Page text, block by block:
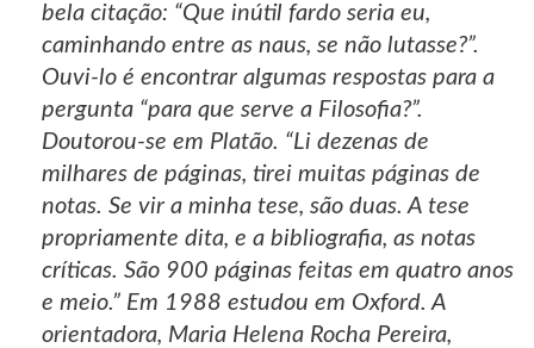
bela citação: “Que inútil fardo seria eu,
caminhando entre as naus, se não lutasse?”.
Ouvi-lo é encontrar algumas respostas para a
pergunta “para que serve a Filosofia?”.
Doutorou-se em Platão. “Li dezenas de
milhares de páginas, tirei muitas páginas de
notas. Se vir a minha tese, são duas. A tese
propriamente dita, e a bibliografia, as notas
críticas. São 900 páginas feitas em quatro anos
e meio.” Em 1988 estudou em Oxford. A
orientadora, Maria Helena Rocha Pereira,